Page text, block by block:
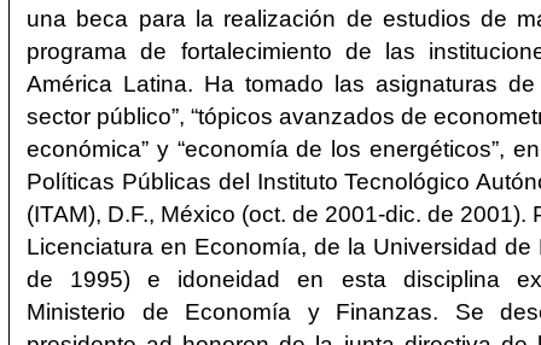
una beca para la realización de estudios de
programa de fortalecimiento de las
América Latina. Ha tomado las asignaturas de
sector público”, “tópicos avanzados de
económica” y “economía de los energéticos”,
Políticas Públicas del Instituto Tecnológico
(ITAM), D.F., México (oct. de 2001-dic. de 2001).
Licenciatura en Economía, de la Universidad de
de 1995) e idoneidad en esta disciplina
Ministerio de Economía y Finanzas. Se